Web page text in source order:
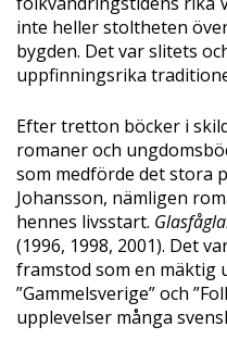
inte heller stoltheten
bygden. Det var slitets
uppfinningsrika
Efter tretton böcker i
romaner och
som medförde det stora
Johansson, nämligen
hennes livsstart.
(1996, 1998, 2001). Det
framstod som en mäktig
”Gammelsverige” och
upplevelser många